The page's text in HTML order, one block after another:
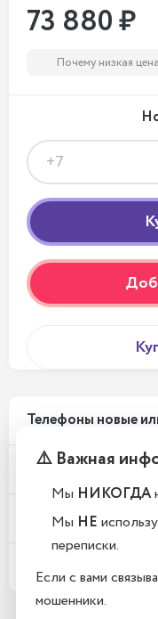
73 880 ₽
Почему низкая
Телефоны новые
Почему у вас
Где находится Ваш
Какой срок
⚠️ Важная
Мы НИКОГДА
Мы НЕ
переписки.
Если с вами
мошенники.